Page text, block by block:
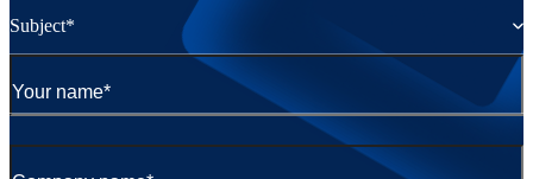
Subject*